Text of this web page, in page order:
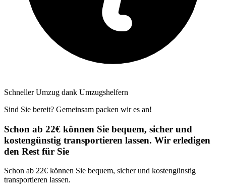
Schneller Umzug dank Umzugshelfern
Sind Sie bereit? Gemeinsam packen wir es an!
Schon ab 22€ können Sie bequem, sicher und
kostengünstig transportieren lassen. Wir erledigen
den Rest für Sie
Schon ab 22€ können Sie bequem, sicher und kostengünstig
transportieren lassen.